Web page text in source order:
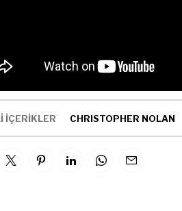
İÇERİKLER CHRISTOPHER NOLAN